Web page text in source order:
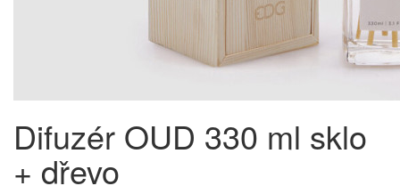
Difuzér OUD 330 ml sklo
+ dřevo